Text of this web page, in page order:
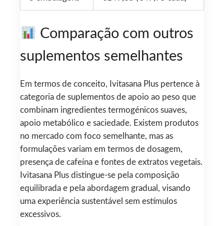
Comparação com outros
suplementos semelhantes
Em termos de conceito, Ivitasana Plus pertence à
categoria de suplementos de apoio ao peso que
combinam ingredientes termogénicos suaves,
apoio metabólico e saciedade. Existem produtos
no mercado com foco semelhante, mas as
formulações variam em termos de dosagem,
presença de cafeína e fontes de extratos vegetais.
Ivitasana Plus distingue-se pela composição
equilibrada e pela abordagem gradual, visando
uma experiência sustentável sem estímulos
excessivos.